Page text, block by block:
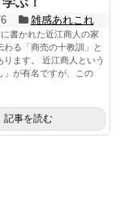
雑感あれこれ
書かれた近江商人の家
わる「商売の十教訓」と
ります。 近江商人という
」が有名ですが、この
記事を読む